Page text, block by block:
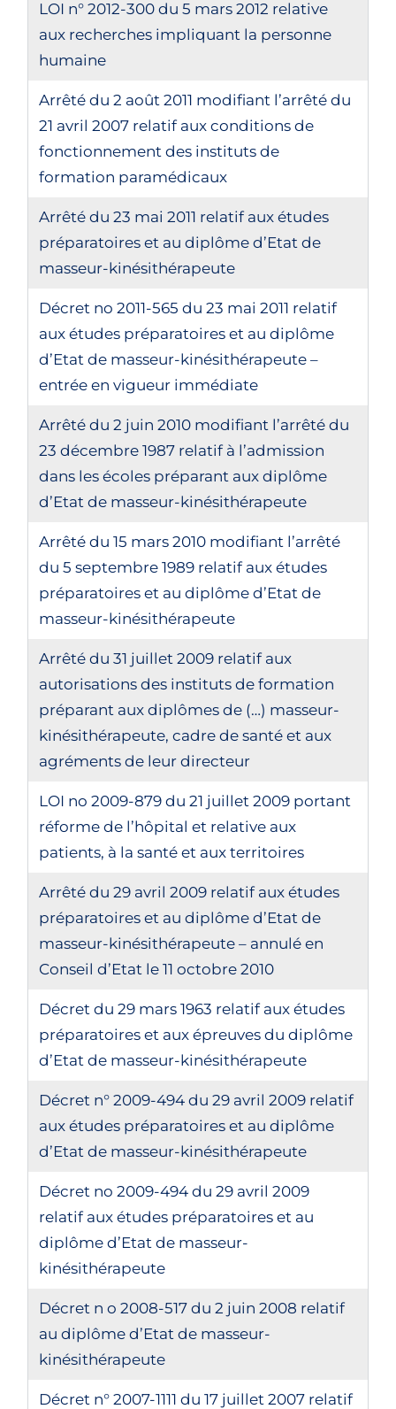
LOI n° 2012-300 du 5 mars 2012 relative
aux recherches impliquant la personne
humaine
Arrêté du 2 août 2011 modifiant l’arrêté du
21 avril 2007 relatif aux conditions de
fonctionnement des instituts de
formation paramédicaux
Arrêté du 23 mai 2011 relatif aux études
préparatoires et au diplôme d’Etat de
masseur-kinésithérapeute
Décret no 2011-565 du 23 mai 2011 relatif
aux études préparatoires et au diplôme
d’Etat de masseur-kinésithérapeute –
entrée en vigueur immédiate
Arrêté du 2 juin 2010 modifiant l’arrêté du
23 décembre 1987 relatif à l’admission
dans les écoles préparant aux diplôme
d’Etat de masseur-kinésithérapeute
Arrêté du 15 mars 2010 modifiant l’arrêté
du 5 septembre 1989 relatif aux études
préparatoires et au diplôme d’Etat de
masseur-kinésithérapeute
Arrêté du 31 juillet 2009 relatif aux
autorisations des instituts de formation
préparant aux diplômes de (…) masseur-
kinésithérapeute, cadre de santé et aux
agréments de leur directeur
LOI no 2009-879 du 21 juillet 2009 portant
réforme de l’hôpital et relative aux
patients, à la santé et aux territoires
Arrêté du 29 avril 2009 relatif aux études
préparatoires et au diplôme d’Etat de
masseur-kinésithérapeute – annulé en
Conseil d’Etat le 11 octobre 2010
Décret du 29 mars 1963 relatif aux études
préparatoires et aux épreuves du diplôme
d’Etat de masseur-kinésithérapeute
Décret n° 2009-494 du 29 avril 2009 relatif
aux études préparatoires et au diplôme
d’Etat de masseur-kinésithérapeute
Décret no 2009-494 du 29 avril 2009
relatif aux études préparatoires et au
diplôme d’Etat de masseur-
kinésithérapeute
Décret n o 2008-517 du 2 juin 2008 relatif
au diplôme d’Etat de masseur-
kinésithérapeute
Décret n° 2007-1111 du 17 juillet 2007 relatif